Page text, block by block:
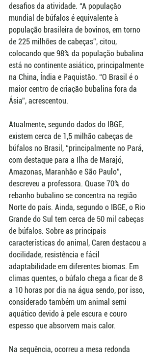
desafios da atividade. “A população
mundial de búfalos é equivalente à
população brasileira de bovinos, em torno
de 225 milhões de cabeças”, citou,
colocando que 98% da população bubalina
está no continente asiático, principalmente
na China, Índia e Paquistão. “O Brasil é o
maior centro de criação bubalina fora da
Ásia”, acrescentou.
Atualmente, segundo dados do IBGE,
existem cerca de 1,5 milhão cabeças de
búfalos no Brasil, “principalmente no Pará,
com destaque para a Ilha de Marajó,
Amazonas, Maranhão e São Paulo”,
descreveu a professora. Quase 70% do
rebanho bubalino se concentra na região
Norte do país. Ainda, segundo o IBGE, o Rio
Grande do Sul tem cerca de 50 mil cabeças
de búfalos. Sobre as principais
características do animal, Caren destacou a
docilidade, resistência e fácil
adaptabilidade em diferentes biomas. Em
climas quentes, o búfalo chega a ficar de 8
a 10 horas por dia na água sendo, por isso,
considerado também um animal semi
aquático devido à pele escura e couro
espesso que absorvem mais calor.
Na sequência, ocorreu a mesa redonda